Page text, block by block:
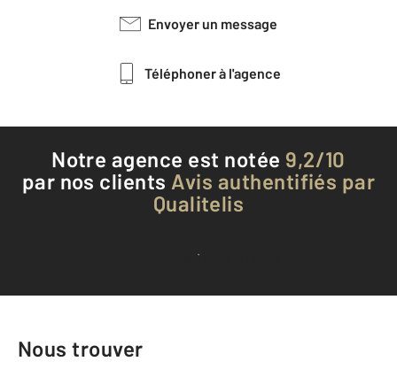
Envoyer un message
Téléphoner à l'agence
Notre agence est notée 9,2/10
par nos clients Avis authentifiés par
Qualitelis
Voir tous les avis clients
Nous trouver